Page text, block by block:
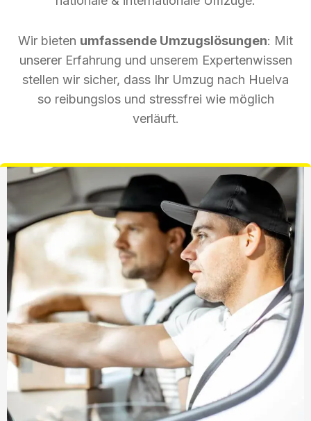
Wir bieten umfassende Umzugslösungen: Mit
unserer Erfahrung und unserem Expertenwissen
stellen wir sicher, dass Ihr Umzug nach Huelva
so reibungslos und stressfrei wie möglich
verläuft.